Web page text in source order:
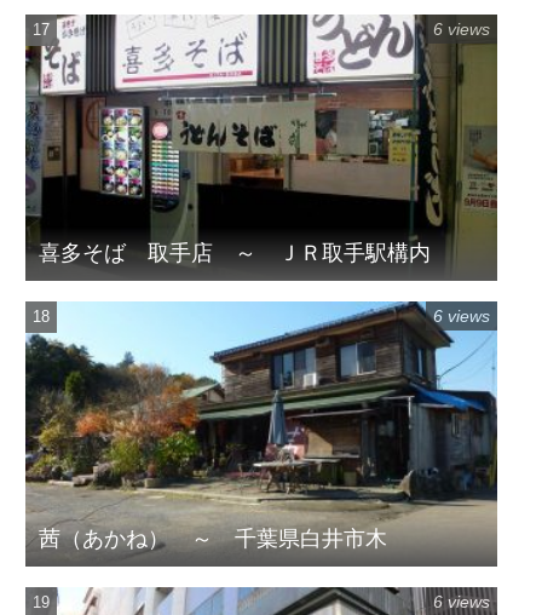
喜多そば 取手店 ～ ＪＲ取手駅構内
6 views
茜（あかね） ～ 千葉県白井市木
6 views
6 views